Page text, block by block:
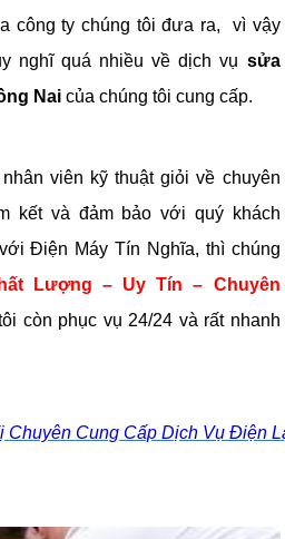
công ty chúng tôi đưa ra, vì vậy
nghĩ quá nhiều về dịch vụ sửa
Naicủa chúng tôi cung cấp.
viên kỹ thuật giỏi về chuyên
kết và đảm bảo với quý khách
Điện Máy Tín Nghĩa, thì chúng
Lượng – Uy Tín – Chuyên
còn phục vụ 24/24 và rất nhanh
Chuyên Cung Cấp Dịch Vụ Điện